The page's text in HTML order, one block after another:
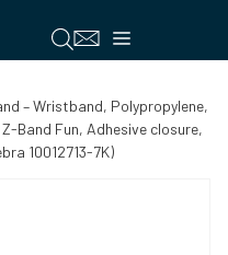
Menú
– Wristband, Polypropylene,
Band Fun, Adhesive closure,
10012713-7K)